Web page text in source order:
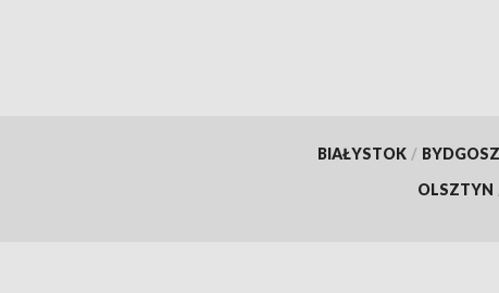
BIAŁYSTOK /
OLSZTYN